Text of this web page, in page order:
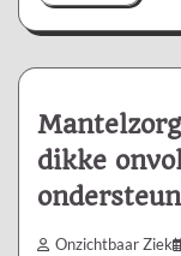
dikke
Onzichtbaar Ziek